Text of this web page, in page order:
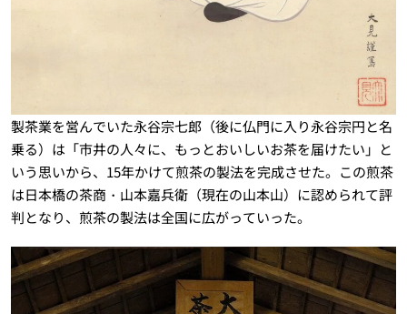
製茶業を営んでいた永谷宗七郎（後に仏門に入り永谷宗円と名
乗る）は「市井の人々に、もっとおいしいお茶を届けたい」と
いう思いから、15年かけて煎茶の製法を完成させた。この煎茶
は日本橋の茶商・山本嘉兵衛（現在の山本山）に認められて評
判となり、煎茶の製法は全国に広がっていった。